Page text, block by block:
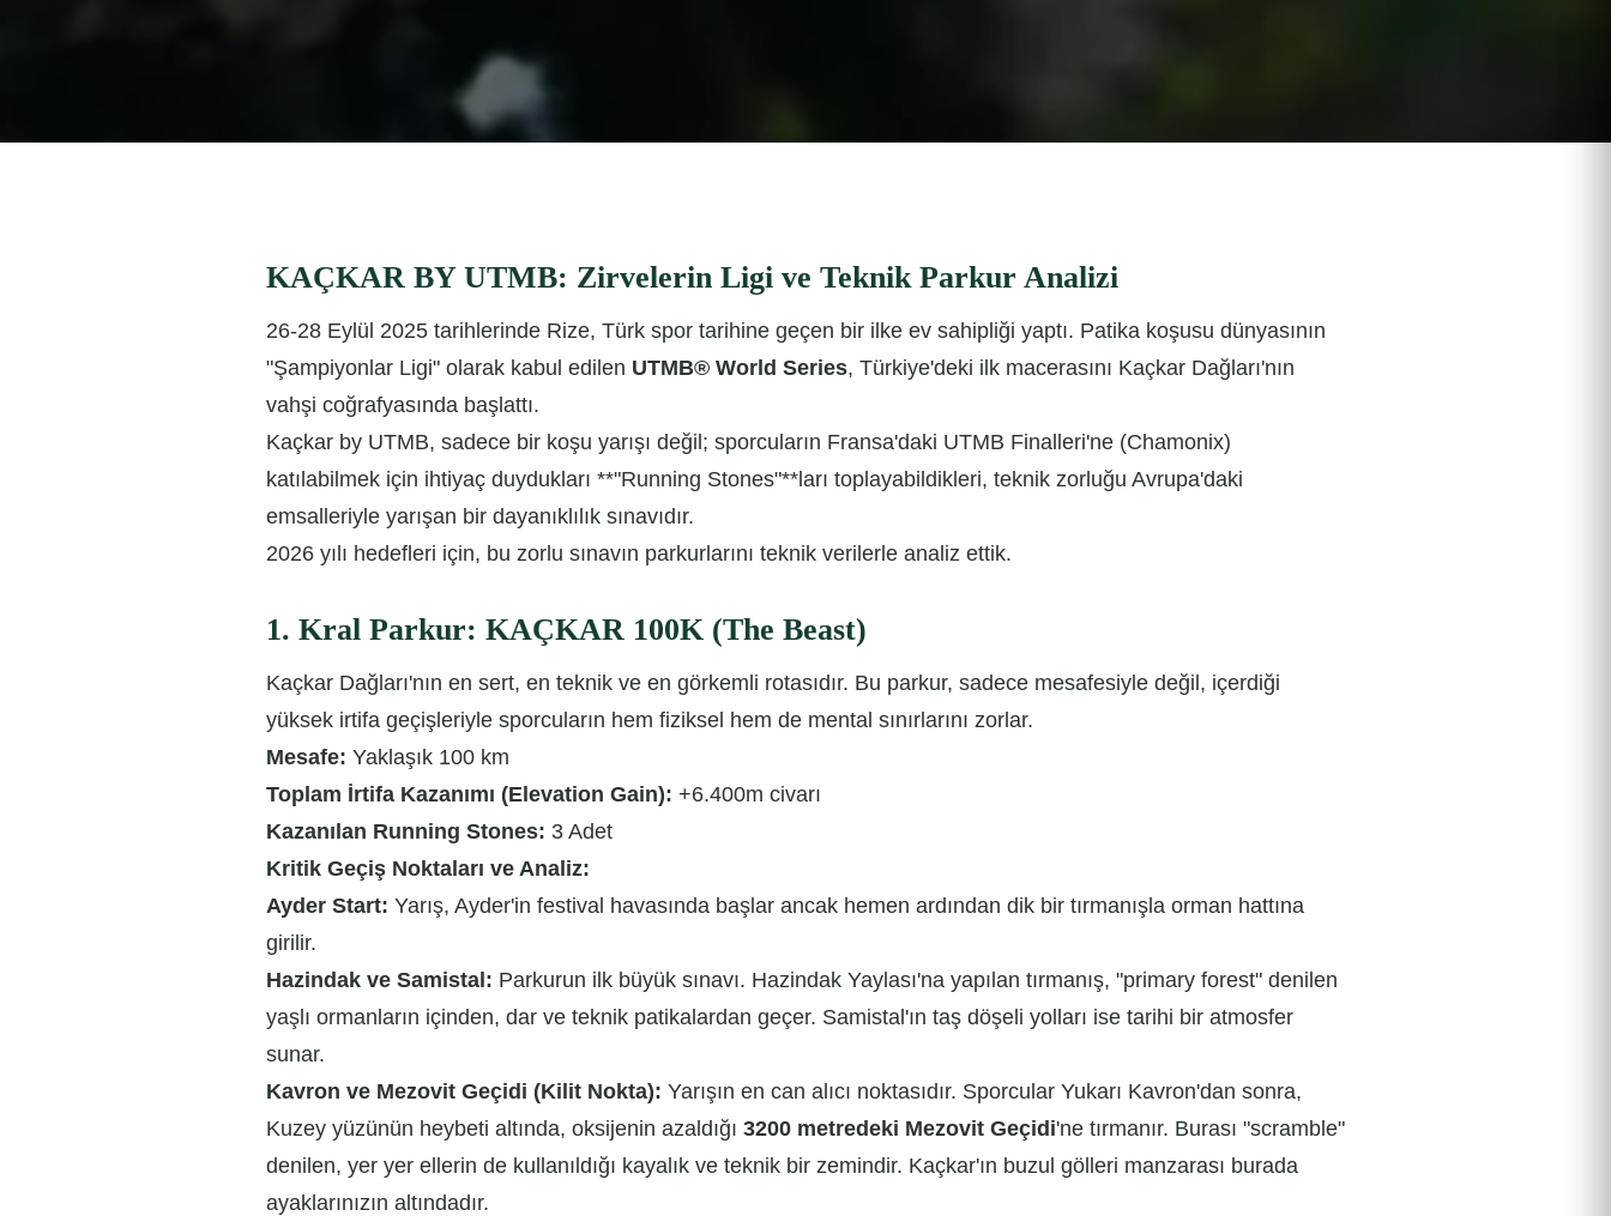
KAÇKAR BY UTMB: Zirvelerin Ligi ve Teknik Parkur Analizi
26-28 Eylül 2025 tarihlerinde Rize, Türk spor tarihine geçen bir ilke ev sahipliği yaptı. Patika koşusu dünyasının
"Şampiyonlar Ligi" olarak kabul edilen UTMB® World Series, Türkiye'deki ilk macerasını Kaçkar Dağları'nın
vahşi coğrafyasında başlattı.
Kaçkar by UTMB, sadece bir koşu yarışı değil; sporcuların Fransa'daki UTMB Finalleri'ne (Chamonix)
katılabilmek için ihtiyaç duydukları **"Running Stones"**ları toplayabildikleri, teknik zorluğu Avrupa'daki
emsalleriyle yarışan bir dayanıklılık sınavıdır.
2026 yılı hedefleri için, bu zorlu sınavın parkurlarını teknik verilerle analiz ettik.
1. Kral Parkur: KAÇKAR 100K (The Beast)
Kaçkar Dağları'nın en sert, en teknik ve en görkemli rotasıdır. Bu parkur, sadece mesafesiyle değil, içerdiği
yüksek irtifa geçişleriyle sporcuların hem fiziksel hem de mental sınırlarını zorlar.
Mesafe: Yaklaşık 100 km
Toplam İrtifa Kazanımı (Elevation Gain): +6.400m civarı
Kazanılan Running Stones: 3 Adet
Kritik Geçiş Noktaları ve Analiz:
Ayder Start: Yarış, Ayder'in festival havasında başlar ancak hemen ardından dik bir tırmanışla orman hattına
girilir.
Hazindak ve Samistal: Parkurun ilk büyük sınavı. Hazindak Yaylası'na yapılan tırmanış, "primary forest" denilen
yaşlı ormanların içinden, dar ve teknik patikalardan geçer. Samistal'ın taş döşeli yolları ise tarihi bir atmosfer
sunar.
Kavron ve Mezovit Geçidi (Kilit Nokta): Yarışın en can alıcı noktasıdır. Sporcular Yukarı Kavron'dan sonra,
Kuzey yüzünün heybeti altında, oksijenin azaldığı 3200 metredeki Mezovit Geçidi'ne tırmanır. Burası "scramble"
denilen, yer yer ellerin de kullanıldığı kayalık ve teknik bir zemindir. Kaçkar'ın buzul gölleri manzarası burada
ayaklarınızın altındadır.